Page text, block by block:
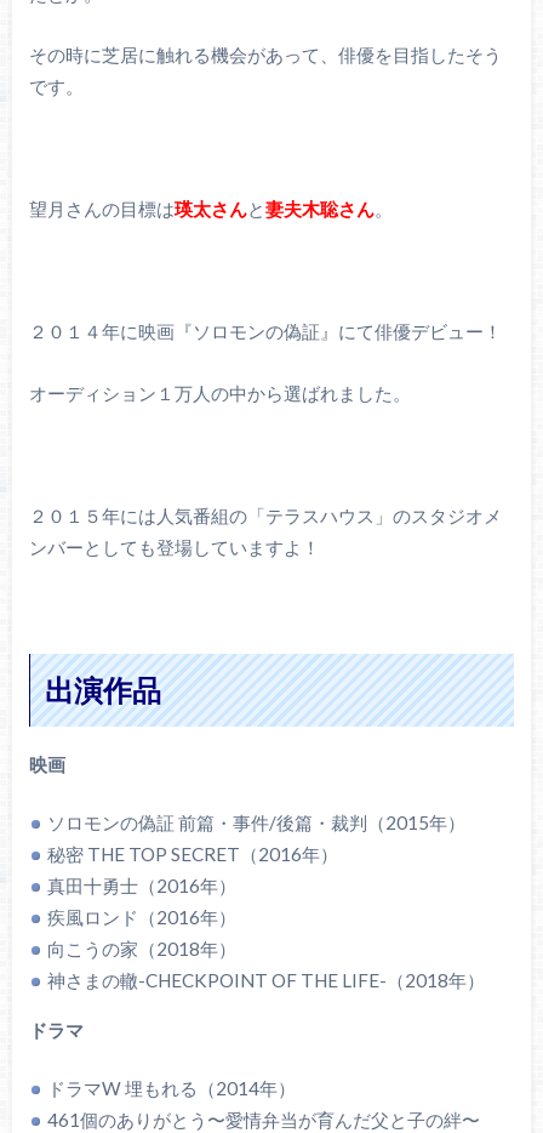
その時に芝居に触れる機会があって、俳優を目指したそう
です。
望月さんの目標は瑛太さんと妻夫木聡さん。
２０１４年に映画『ソロモンの偽証』にて俳優デビュー！
オーディション１万人の中から選ばれました。
２０１５年には人気番組の「テラスハウス」のスタジオメ
ンバーとしても登場していますよ！
出演作品
映画
ソロモンの偽証 前篇・事件/後篇・裁判（2015年）
秘密 THE TOP SECRET（2016年）
真田十勇士（2016年）
疾風ロンド（2016年）
向こうの家（2018年）
神さまの轍-CHECKPOINT OF THE LIFE-（2018年）
ドラマ
ドラマW 埋もれる（2014年）
461個のありがとう〜愛情弁当が育んだ父と子の絆〜